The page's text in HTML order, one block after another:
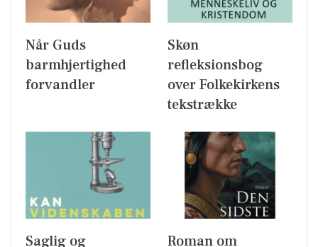
Når Guds
barmhjertighed
forvandler
Skøn
refleksionsbog
over Folkekirkens
tekstrække
Saglig og
Roman om